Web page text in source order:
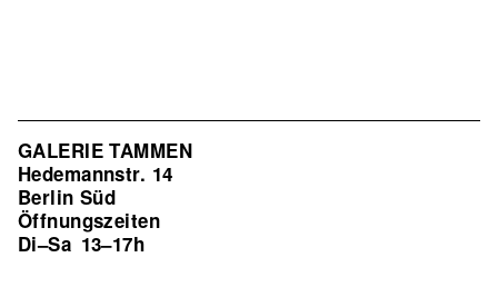
GALERIE TAMMEN
Hedemannstr. 14
Berlin Süd
Öffnungszeiten
Di–Sa 13–17h